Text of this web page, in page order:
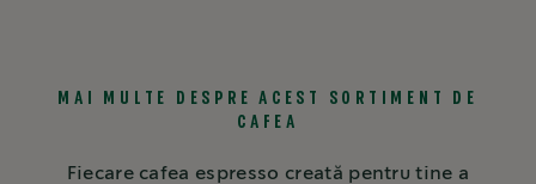
MAI MULTE DESPRE ACEST SORTIMENT DE
CAFEA
Fiecare cafea espresso creată pentru tine a